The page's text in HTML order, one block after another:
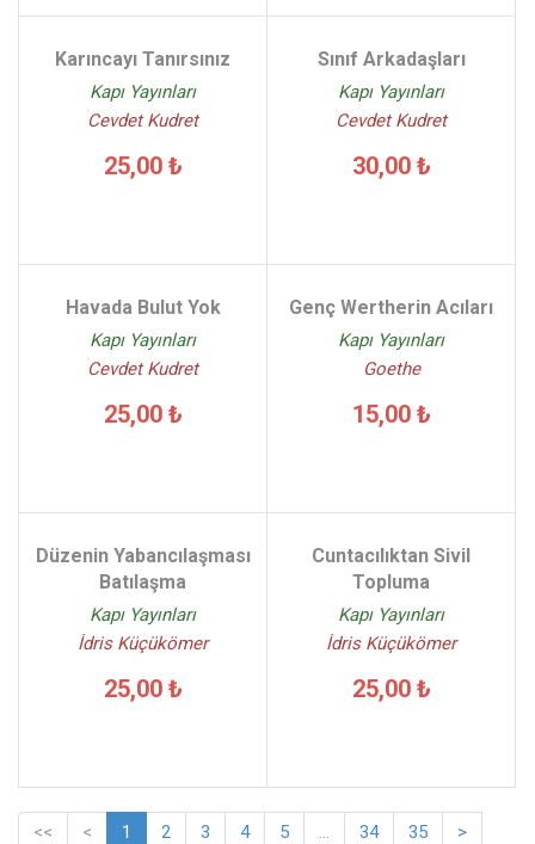
Karıncayı Tanırsınız
Kapı Yayınları
Cevdet Kudret
25,00 ₺
Sınıf Arkadaşları
Kapı Yayınları
Cevdet Kudret
30,00 ₺
Havada Bulut Yok
Kapı Yayınları
Cevdet Kudret
25,00 ₺
Genç Wertherin Acıları
Kapı Yayınları
Goethe
15,00 ₺
Düzenin Yabancılaşması
Batılaşma
Kapı Yayınları
İdris Küçükömer
25,00 ₺
Cuntacılıktan Sivil
Topluma
Kapı Yayınları
İdris Küçükömer
25,00 ₺
<< < 1 2 3 4 5 ... 34 35
>